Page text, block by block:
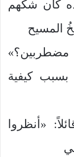
كان شكُّهم
المسيح
مضطربين؟»
بسبب كيفية
«أنظروا